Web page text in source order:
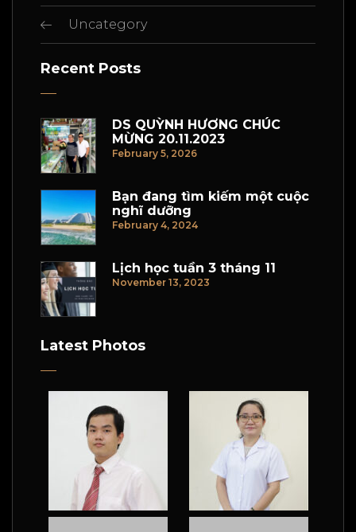
Uncategory
Recent Posts
DS QUỲNH HƯƠNG CHÚC
MỪNG 20.11.2023
February 5, 2026
Bạn đang tìm kiếm một cuộc
nghĩ dưỡng
February 4, 2024
Lịch học tuần 3 tháng 11
November 13, 2023
Latest Photos